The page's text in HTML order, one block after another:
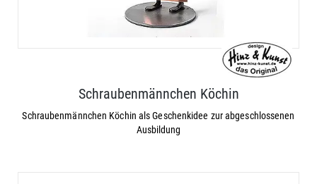
Schraubenmännchen Köchin
Schraubenmännchen Köchin als Geschenkidee zur abgeschlossenen
Ausbildung